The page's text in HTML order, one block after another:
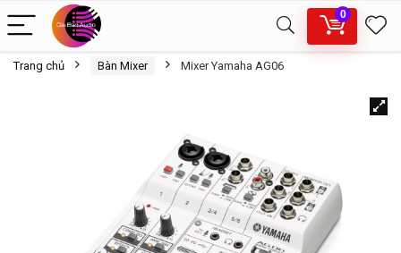
0
Trang chủ Bàn Mixer Mixer Yamaha AG06